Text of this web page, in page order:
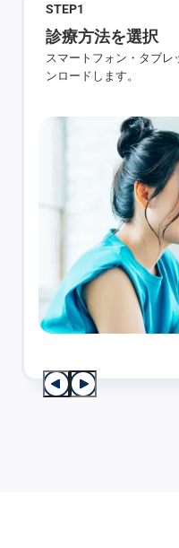
STEP1
診療方法を選択
スマートフォン・タブ
ンロードします。